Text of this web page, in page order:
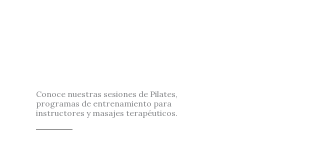
Conoce nuestras sesiones de Pilates,
programas de entrenamiento para
instructores y masajes terapéuticos.